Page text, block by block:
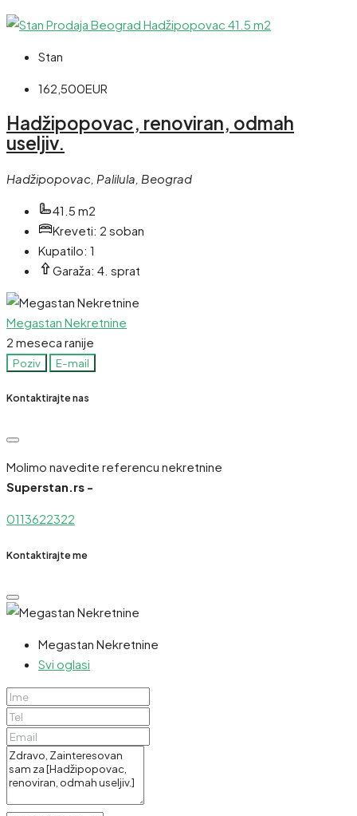
Stan
162,500EUR
Hadžipopovac, renoviran, odmah
useljiv.
Hadžipopovac, Palilula, Beograd
41.5 m2
Kreveti: 2 soban
Kupatilo: 1
Garaža: 4. sprat
Megastan Nekretnine
2 meseca ranije
Poziv E-mail
Kontaktirajte nas
Molimo navedite referencu nekretnine
Superstan.rs -
0113622322
Kontaktirajte me
Megastan Nekretnine
Svi oglasi